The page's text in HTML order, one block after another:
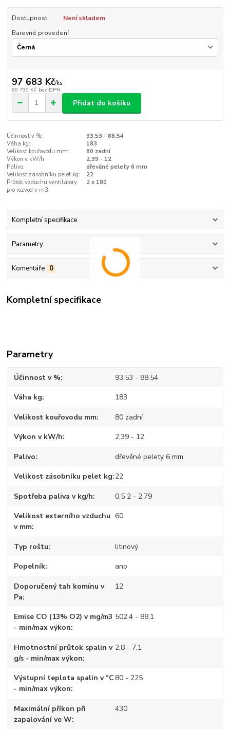
Dostupnost
Není skladem
Barevné provedení
97 683 Kč/ks
80 730 Kč bez DPH
Přidat do košíku
Účinnost v %:
93,53 - 88,54
Váha kg:
183
Velikost kouřovodu mm:
80 zadní
Výkon v kW/h:
2,39 - 12
Palivo:
dřevěné pelety 6 mm
Velikost zásobníku pelet kg:
22
Průtok vzduchu ventilátory
pro rozvod v m3:
2 x 180
Kompletní specifikace
Parametry
Komentáře 0
Kompletní specifikace
Parametry
Účinnost v % 93,53 - 88,54
Váha kg 183
Velikost kouřovodu mm 80 zadní
Výkon v kW/h 2,39 - 12
Palivo dřevěné pelety 6 mm
Velikost zásobníku pelet kg 22
Spotřeba paliva v kg/h 0,5 2 - 2,79
Velikost externího vzduchu
v mm
60
Typ roštu litinový
Popelník ano
Doporučený tah komínu v
Pa
12
Emise CO (13% O2) v mg/m3
- min/max výkon
502,4 - 88,1
Hmotnostní průtok spalin v
g/s - min/max výkon
2,8 - 7,1
Výstupní teplota spalin v °C
- min/max výkon
80 - 225
Maximální příkon při
zapalování ve W
430